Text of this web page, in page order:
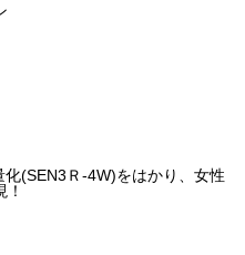
(SEN3Ｒ-4W)をはかり、女性